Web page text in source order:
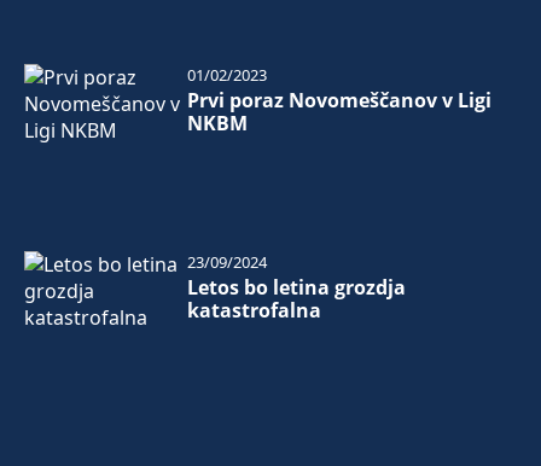
Prvi poraz Novomeščanov v Ligi
NKBM
01/02/2023
Letos bo letina grozdja
katastrofalna
23/09/2024